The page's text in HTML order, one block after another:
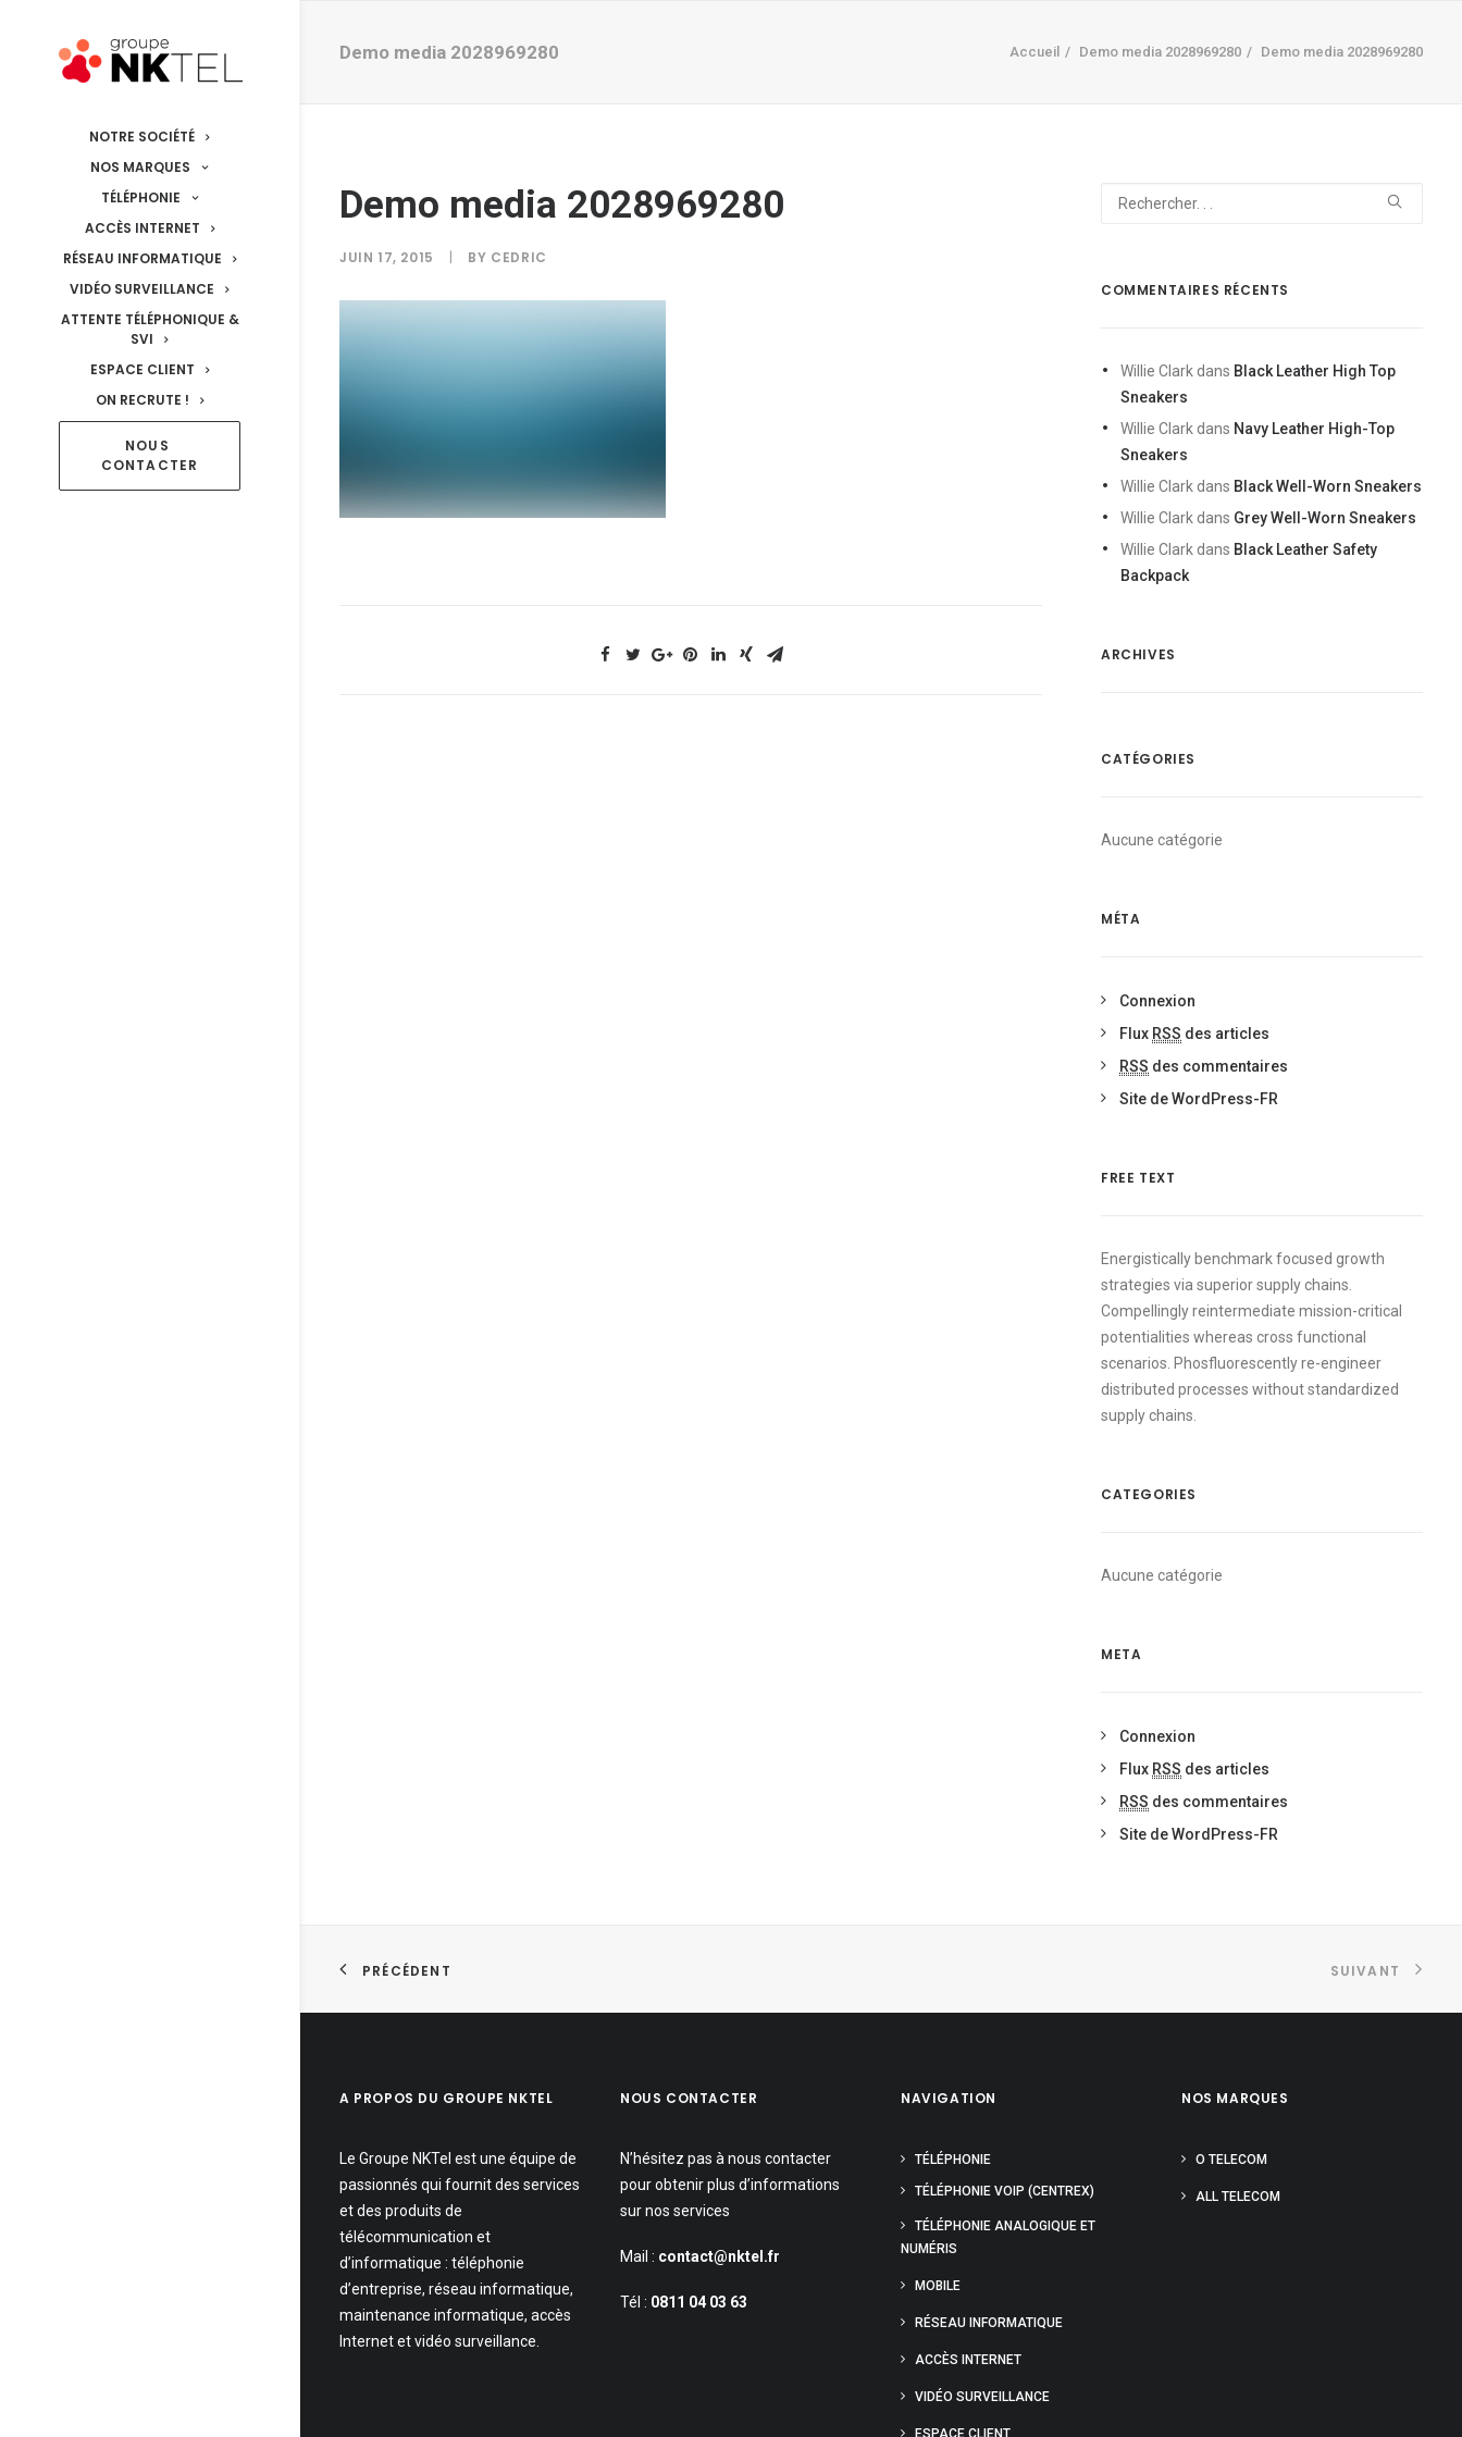
NOTRE SOCIÉTÉ
NOS MARQUES
TÉLÉPHONIE
ACCÈS INTERNET
RÉSEAU INFORMATIQUE
VIDÉO SURVEILLANCE
ATTENTE TÉLÉPHONIQUE &
SVI
ESPACE CLIENT
ON RECRUTE !
NOUS
CONTACTER
Demo media 2028969280 Accueil Demo media 2028969280 Demo media 2028969280
Demo media 2028969280
JUIN 17, 2015 | BY CEDRIC
COMMENTAIRES RÉCENTS
Willie Clark dans Black Leather High Top
Sneakers
Willie Clark dans Navy Leather High-Top
Sneakers
Willie Clark dans Black Well-Worn Sneakers
Willie Clark dans Grey Well-Worn Sneakers
Willie Clark dans Black Leather Safety
Backpack
ARCHIVES
CATÉGORIES
Aucune catégorie
MÉTA
Connexion
Flux RSS des articles
RSS des commentaires
Site de WordPress-FR
FREE TEXT
Energistically benchmark focused growth
strategies via superior supply chains.
Compellingly reintermediate mission-critical
potentialities whereas cross functional
scenarios. Phosfluorescently re-engineer
distributed processes without standardized
supply chains.
CATEGORIES
Aucune catégorie
META
Connexion
Flux RSS des articles
RSS des commentaires
Site de WordPress-FR
PRÉCÉDENT SUIVANT
A PROPOS DU GROUPE NKTEL
Le Groupe NKTel est une équipe de
passionnés qui fournit des services
et des produits de
télécommunication et
d’informatique : téléphonie
d’entreprise, réseau informatique,
maintenance informatique, accès
Internet et vidéo surveillance.
NOUS CONTACTER
N’hésitez pas à nous contacter
pour obtenir plus d’informations
sur nos services
Mail : contact@nktel.fr
Tél : 0811 04 03 63
NAVIGATION
TÉLÉPHONIE
TÉLÉPHONIE VOIP (CENTREX)
TÉLÉPHONIE ANALOGIQUE ET
NUMÉRIS
MOBILE
RÉSEAU INFORMATIQUE
ACCÈS INTERNET
VIDÉO SURVEILLANCE
ESPACE CLIENT
NOS MARQUES
O TELECOM
ALL TELECOM